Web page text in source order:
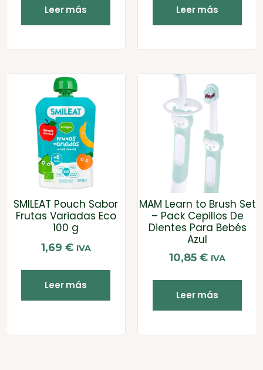
Leer más Leer más
SMILEAT Pouch Sabor
Frutas Variadas Eco
100 g
1,69 € IVA
Leer más
MAM Learn to Brush Set
– Pack Cepillos De
Dientes Para Bebés
Azul
10,85 € IVA
Leer más